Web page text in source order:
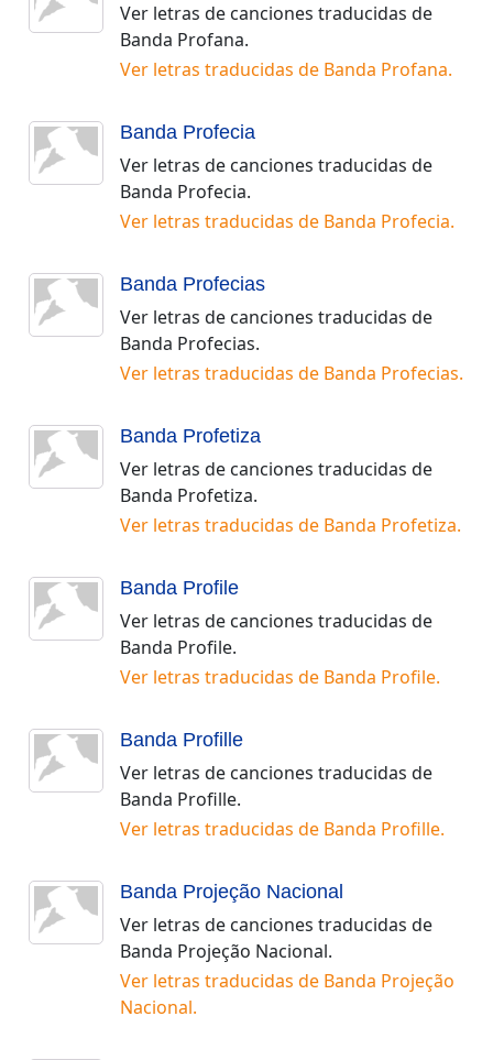
Ver letras de canciones traducidas de
Banda Profana.
Ver letras traducidas de Banda Profana.
Banda Profecia
Ver letras de canciones traducidas de
Banda Profecia.
Ver letras traducidas de Banda Profecia.
Banda Profecias
Ver letras de canciones traducidas de
Banda Profecias.
Ver letras traducidas de Banda Profecias.
Banda Profetiza
Ver letras de canciones traducidas de
Banda Profetiza.
Ver letras traducidas de Banda Profetiza.
Banda Profile
Ver letras de canciones traducidas de
Banda Profile.
Ver letras traducidas de Banda Profile.
Banda Profille
Ver letras de canciones traducidas de
Banda Profille.
Ver letras traducidas de Banda Profille.
Banda Projeção Nacional
Ver letras de canciones traducidas de
Banda Projeção Nacional.
Ver letras traducidas de Banda Projeção
Nacional.